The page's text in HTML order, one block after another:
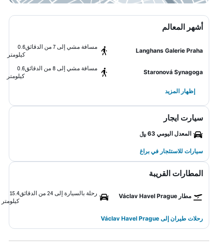
أشهر المعالم
Langhans Galerie Praha
مسافة مشي إلى 7 من الدقائق
0.6
كيلومتر
Staronová Synagoga
مسافة مشي إلى 8 من الدقائق
0.6
كيلومتر
إظهار المزيد
سيارت ايجار
المعدل اليومي 63 ﷼
سيارات للاستئجار في براغ
المطارات القريبة
مطار Václav Havel Prague رحلة بالسيارة إلى 24 من الدقائق
15.4
كيلومتر
رحلات طيران إلى Václav Havel Prague